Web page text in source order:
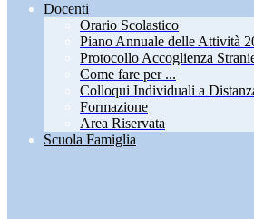
Docenti
Orario Scolastico
Piano Annuale delle Attività
Protocollo Accoglienza
Come fare per ...
Colloqui Individuali a
Formazione
Area Riservata
Scuola Famiglia